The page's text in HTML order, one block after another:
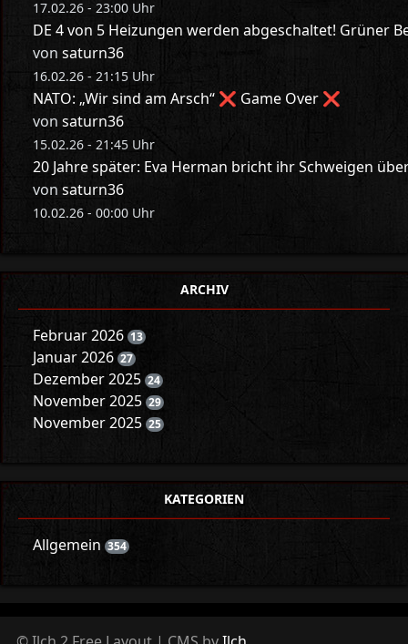
17.02.26 - 23:00 Uhr
DE 4 von 5 Heizungen werden abgeschaltet! Grüner
von saturn36
16.02.26 - 21:15 Uhr
NATO: „Wir sind am Arsch“ ❌ Game Over ❌
von saturn36
15.02.26 - 21:45 Uhr
20 Jahre später: Eva Herman bricht ihr Schweigen
von saturn36
10.02.26 - 00:00 Uhr
ARCHIV
Februar 2026 13
Januar 2026 27
Dezember 2025 24
November 2025 29
November 2025 25
KATEGORIEN
Allgemein 354